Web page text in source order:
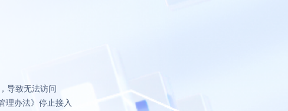
导致无法访问
理办法》停止接入